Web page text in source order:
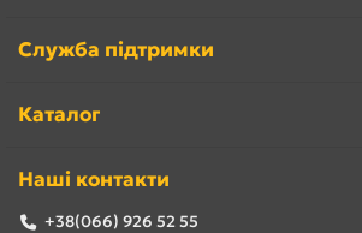
Служба підтримки
Каталог
Наші контакти
+38(066) 926 52 55